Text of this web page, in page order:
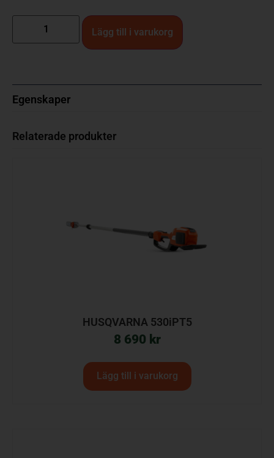
Lägg till i varukorg
Egenskaper
Relaterade produkter
HUSQVARNA 530iPT5
8 690 kr
Lägg till i varukorg